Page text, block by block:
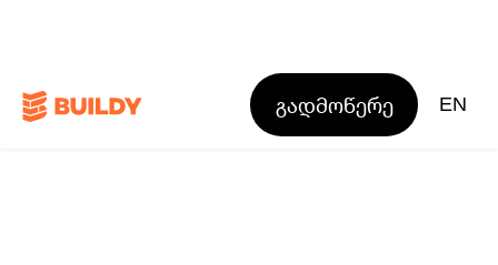
გადმოწერე EN